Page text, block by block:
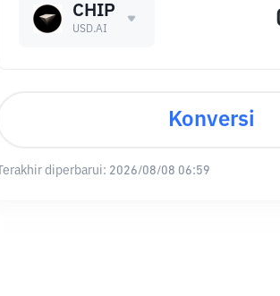
CHIP
USD.AI
Konversi
Terakhir diperbarui: 2026/08/08 06:59